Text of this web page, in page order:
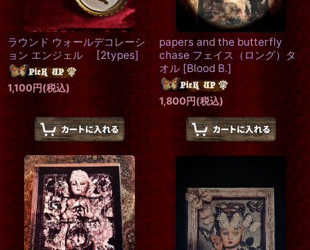
ラウンド ウォールデコレーシ
ョン エンジェル
[2types]
1,100円(税込)
papers and the butterfly
chase フェイス（ロング）タ
オル [Blood B.]
1,800円(税込)